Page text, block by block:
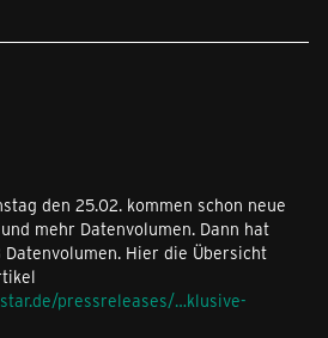
den 25.02. kommen schon neue
mehr Datenvolumen. Dann hat
Hier die Übersicht
pressreleases/…klusive-